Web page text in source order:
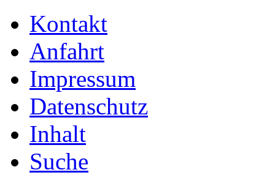
Kontakt
Anfahrt
Impressum
Datenschutz
Inhalt
Suche